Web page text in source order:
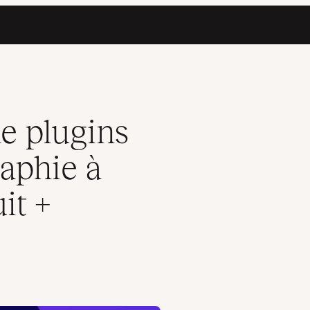
en 2026 (gratuit + premium)
plugins
à
+